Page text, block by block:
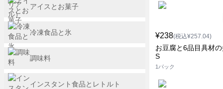
¥238(税込¥257.04)
お豆腐と6品目具材
S
1パック
アイスとお菓子
冷凍食品と氷
調味料
インスタント食品とレトルト